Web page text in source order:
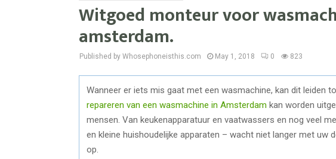
Witgoed monteur voor
amsterdam.
Published by Whosephoneisthis.com May 1, 2018 0 823
Wanneer er iets mis gaat met een wasmachine, kan dit leiden
repareren van een wasmachine in Amsterdam kan worden
mensen. Van keukenapparatuur en vaatwassers en nog veel
en kleine huishoudelijke apparaten – wacht niet langer met
op.